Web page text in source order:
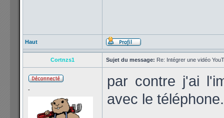
Haut
Cortnzs1 Sujet du message: Re: Intégrer une vidéo
-
par contre j'ai
avec le